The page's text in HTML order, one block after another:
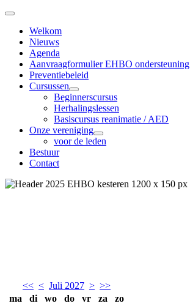
Welkom
Nieuws
Agenda
Aanvraagformulier EHBO ondersteuning
Preventiebeleid
Cursussen
Beginnerscursus
Herhalingslessen
Basiscursus reanimatie / AED
Onze vereniging
voor de leden
Bestuur
Contact
<< < Juli 2027 > >>
ma
di wo do vr za
zo